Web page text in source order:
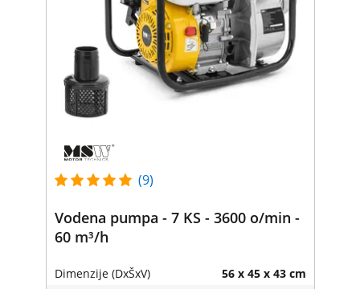
(9)
Vodena pumpa - 7 KS - 3600 o/min -
60 m³/h
Dimenzije (DxŠxV) 56 x 45 x 43 cm